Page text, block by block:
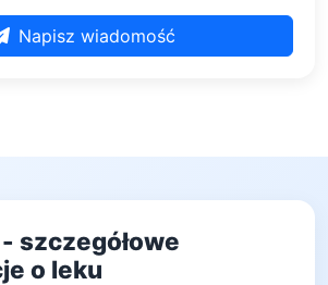
Napisz wiadomość
szczegółowe
o leku